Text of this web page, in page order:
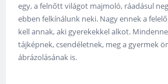
egy, a felnőtt világot majmoló, ráadásul
ebben felkínálunk neki. Nagy ennek a
kell annak, aki gyerekekkel alkot.
tájképnek, csendéletnek, meg a gyermek
ábrázolásának is.